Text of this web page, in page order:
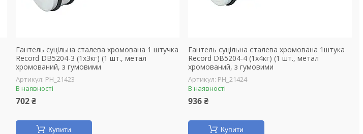
Гантель суцільна сталева хромована 1 штучка
Record DB5204-3 (1x3кг) (1 шт., метал
хромований, з гумовими
PH_21423
В наявності
702 ₴
Купити
Гантель суцільна сталева хромована 1штука
Record DB5204-4 (1x4кг) (1 шт., метал
хромований, з гумовими
PH_21424
В наявності
936 ₴
Купити